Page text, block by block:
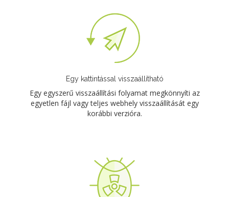
Egy kattintással visszaállítható
Egy egyszerű visszaállítási folyamat megkönnyíti az
egyetlen fájl vagy teljes webhely visszaállítását egy
korábbi verzióra.